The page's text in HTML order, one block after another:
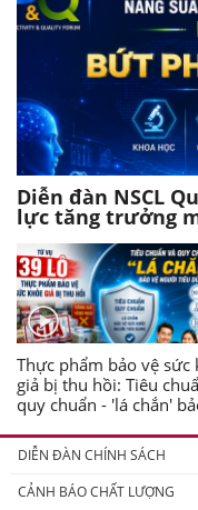
Diễn đàn NSCL
lực tăng trưởng
Thực phẩm bảo vệ sức
giả bị thu hồi: Tiêu
quy chuẩn - 'lá chắn'
DIỄN ĐÀN CHÍNH SÁCH
CẢNH BÁO CHẤT LƯỢNG